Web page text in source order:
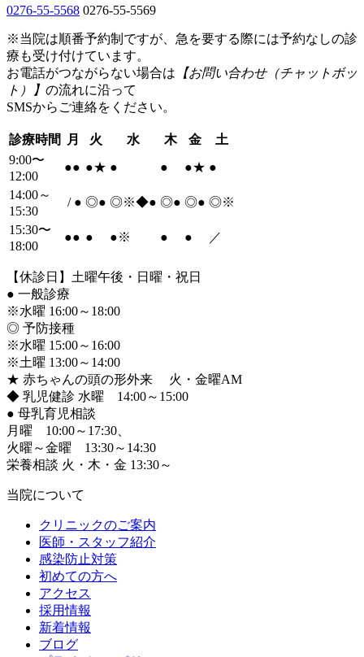
0276-55-5568 0276-55-5569
※当院は順番予約制ですが、急を要する際には予約なしの診
療も受け付けています。
お電話がつながらない場合は 【お問い合わせ（チャットボッ
ト）】 の流れに沿って
SMSからご連絡をください。
診療時間 月 火 水 木 金
土
9:00〜
12:00
●● ●★ ● ● ●★ ●
14:00～
15:30
/ ● ◎● ◎※◆● ◎● ◎● ◎※
15:30〜
18:00
●● ● ●※ ● ● ／
【休診日】土曜午後・日曜・祝日
● 一般診療
※水曜 16:00～18:00
◎ 予防接種
※水曜 15:00～16:00
※土曜 13:00～14:00
★ 赤ちゃんの頭の形外来 火・金曜AM
◆ 乳児健診 水曜 14:00～15:00
● 母乳育児相談
月曜 10:00～17:30、
火曜～金曜 13:30～14:30
栄養相談 火・木・金 13:30～
当院について
クリニックのご案内
医師・スタッフ紹介
感染防止対策
初めての方へ
アクセス
採用情報
新着情報
ブログ